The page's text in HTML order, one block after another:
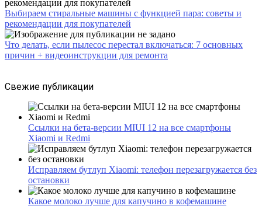
Выбираем стиральные машины с функцией пара: советы и
рекомендации для покупателей
Что делать, если пылесос перестал включаться: 7 основных
причин + видеоинструкции для ремонта
Свежие публикации
Ссылки на бета-версии MIUI 12 на все смартфоны
Xiaomi и Redmi
Исправляем бутлуп Xiaomi: телефон перезагружается без
остановки
Какое молоко лучше для капучино в кофемашине